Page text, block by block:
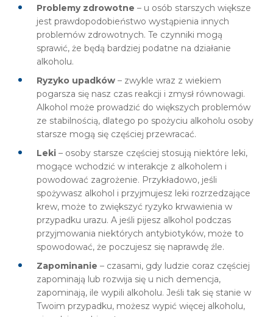
Problemy zdrowotne – u osób starszych większe
jest prawdopodobieństwo wystąpienia innych
problemów zdrowotnych. Te czynniki mogą
sprawić, że będą bardziej podatne na działanie
alkoholu.
Ryzyko upadków – zwykle wraz z wiekiem
pogarsza się nasz czas reakcji i zmysł równowagi.
Alkohol może prowadzić do większych problemów
ze stabilnością, dlatego po spożyciu alkoholu osoby
starsze mogą się częściej przewracać.
Leki – osoby starsze częściej stosują niektóre leki,
mogące wchodzić w interakcje z alkoholem i
powodować zagrożenie. Przykładowo, jeśli
spożywasz alkohol i przyjmujesz leki rozrzedzające
krew, może to zwiększyć ryzyko krwawienia w
przypadku urazu. A jeśli pijesz alkohol podczas
przyjmowania niektórych antybiotyków, może to
spowodować, że poczujesz się naprawdę źle.
Zapominanie – czasami, gdy ludzie coraz częściej
zapominają lub rozwija się u nich demencja,
zapominają, ile wypili alkoholu. Jeśli tak się stanie w
Twoim przypadku, możesz wypić więcej alkoholu,